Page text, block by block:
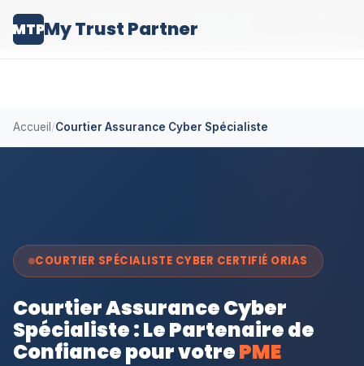
Expert Cybersecurite
Cybersecurite
|
MTPMy Trust Partner
Accueil /Courtier Assurance Cyber Spécialiste
COURTIER SPÉCIALISTE CYBER CERTIFIÉ ORIAS
Courtier Assurance Cyber
Spécialiste : Le Partenaire de
Confiance pour votrePME